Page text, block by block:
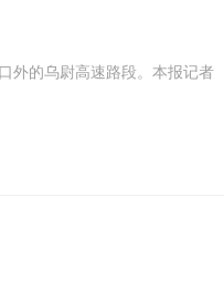
外的乌尉高速路段。本报记者